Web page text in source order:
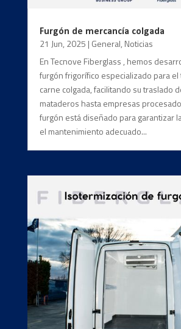
Furgón de mercancía colgada
21 Jun, 2025 | General, Noticias
En Tecnove Fiberglass , hemos
furgón frigorífico especializado para
carne colgada, facilitando su traslado
mataderos hasta empresas
furgón está diseñado para garantizar
el mantenimiento adecuado...